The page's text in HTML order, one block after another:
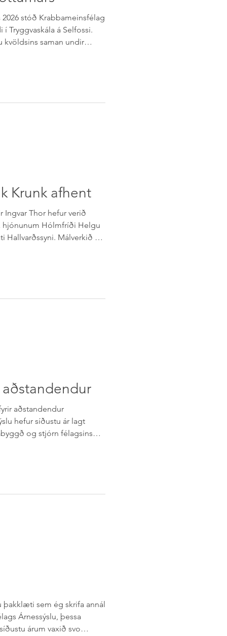
stóð Krabbameinsfélag
Tryggvaskála á Selfossi.
kvöldsins saman undir
sinni Unbreakable í
Meðal gesta voru einnig
Krunk afhent
Ingvar Thor hefur verið
hjónunum Hólmfríði Helgu
Málverkið var
þakkir einnig til Gallerí
og velvilja í garð
aðstandendur
hefur síðustu ár lagt
og stjórn félagsins
hópurinn hittast fyrsta
félagsins
sem ég skrifa annál
Árnessýslu, þessa
árum vaxið svo